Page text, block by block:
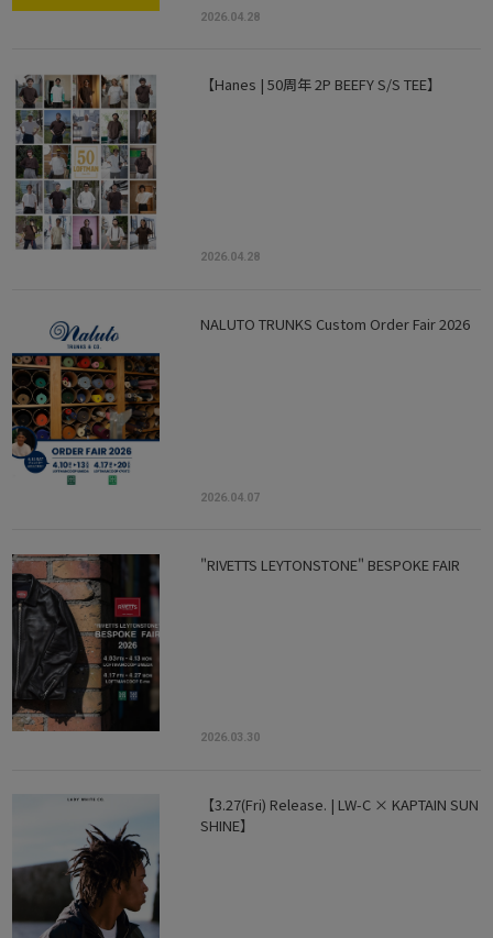
2026.04.28
【Hanes | 50周年 2P BEEFY S/S TEE】
2026.04.28
NALUTO TRUNKS Custom Order Fair 2026
2026.04.07
"RIVETTS LEYTONSTONE" BESPOKE FAIR
2026.03.30
【3.27(Fri) Release. | LW-C × KAPTAIN SUN
SHINE】